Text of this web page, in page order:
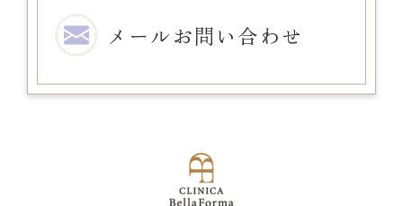
メールお問い合わせ